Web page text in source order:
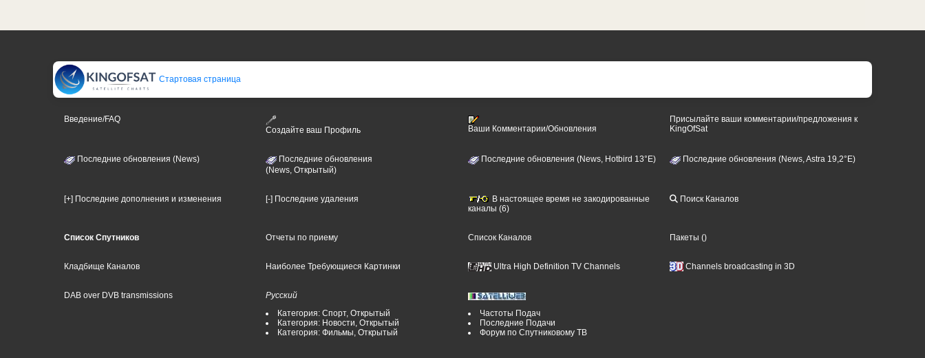
Стартовая страница
Введение/FAQ
Создайте ваш Профиль
Ваши Комментарии/Обновления
Присылайте ваши комментарии/предложения к
KingOfSat
Последние обновления (News)
Последние обновления
(News, Открытый)
Последние обновления (News, Hotbird 13°E) Последние обновления (News, Astra 19,2°E)
[+] Последние дополнения и изменения [-] Последние удаления
В настоящее время не закодированные
каналы (6)
Поиск Каналов
Список Спутников Отчеты по приему Список Каналов Пакеты ()
Кладбище Каналов Наиболее Требующиеся Картинки Ultra High Definition TV Channels Channels broadcasting in 3D
DAB over DVB transmissions
Русский
Категория: Спорт, Открытый
Категория: Новости, Открытый
Категория: Фильмы, Открытый
Частоты Подач
Последние Подачи
Форум по Спутниковому ТВ